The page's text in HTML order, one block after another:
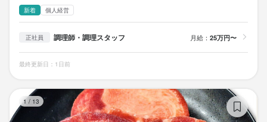
新着 個人経営
正社員 調理師・調理スタッフ 月給： 25万円〜
最終更新日：1日前
1 / 13
たくさん頑張ってくれるのも
とっても嬉しいです！
まるで生涯を共にするパートナーのように
あなたのがんばる理由になりたい。